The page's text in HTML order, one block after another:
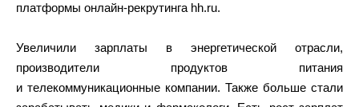
платформы онлайн-рекрутинга hh.ru.
Увеличили зарплаты в энергетической отрасли,
производители продуктов питания
и телекоммуникационные компании. Также больше стали